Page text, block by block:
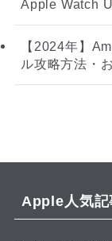
Apple Watch
【2024年】
ル攻略方法・
Apple人気記